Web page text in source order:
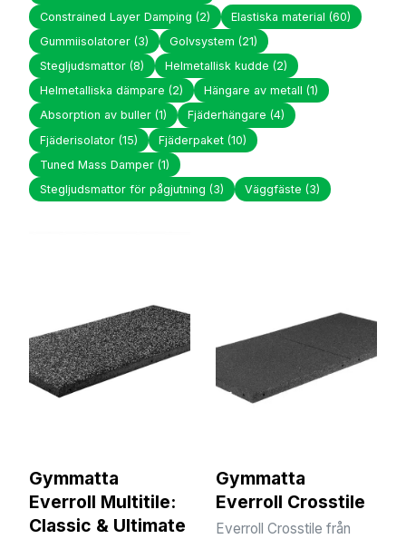
Constrained Layer Damping (2) Elastiska material(60)
Gummiisolatorer (3) Golvsystem(21)
Stegljudsmattor (8) Helmetallisk kudde(2)
Helmetalliska dämpare (2) Hängare av metall(1)
Absorption av buller (1) Fjäderhängare(4)
Fjäderisolator (15) Fjäderpaket(10)
Tuned Mass Damper (1)
Stegljudsmattor för pågjutning (3) Väggfäste(3)
Gymmatta
Everroll Multitile:
Classic & Ultimate
Gymmatta
Everroll Crosstile
Everroll Crosstile från